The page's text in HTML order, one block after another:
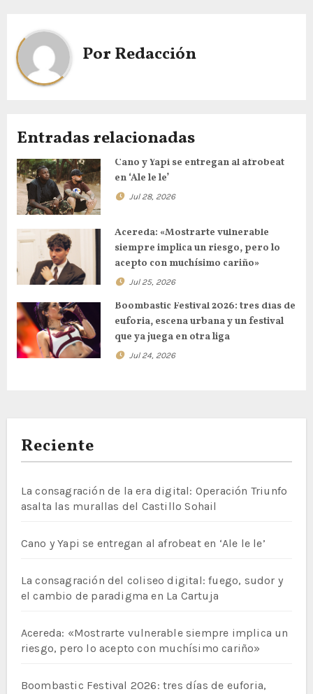
PorRedacción
Entradas relacionadas
Cano y Yapi se entregan al afrobeat
en ‘Ale le le’
Jul 28, 2026
Acereda: «Mostrarte vulnerable
siempre implica un riesgo, pero lo
acepto con muchísimo cariño»
Jul 25, 2026
Boombastic Festival 2026: tres días de
euforia, escena urbana y un festival
que ya juega en otra liga
Jul 24, 2026
Reciente
La consagración de la era digital: Operación Triunfo
asalta las murallas del Castillo Sohail
Cano y Yapi se entregan al afrobeat en ‘Ale le le’
La consagración del coliseo digital: fuego, sudor y
el cambio de paradigma en La Cartuja
Acereda: «Mostrarte vulnerable siempre implica un
riesgo, pero lo acepto con muchísimo cariño»
Boombastic Festival 2026: tres días de euforia,